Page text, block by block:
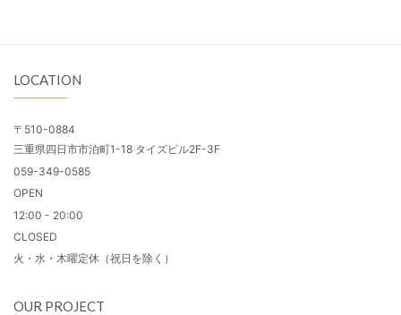
LOCATION
〒510-0884
三重県四日市市泊町1-18 タイズビル2F-3F
059-349-0585
OPEN
12:00 - 20:00
CLOSED
火・水・木曜定休（祝日を除く）
OUR PROJECT